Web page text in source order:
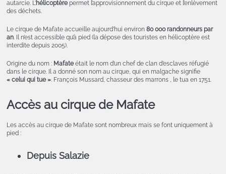
autarcie. L’hélicoptèrepermet l’approvisionnement du cirque et l’enlèvement
des déchets.
Le cirque de Mafate accueille aujourd’hui environ 80 000 randonneurs par
an. Il n’est accessible qu’à pied (la dépose des touristes en hélicoptère est
interdite depuis 2005).
Origine du nom : Mafateétait le nom d’un chef de clan d’esclaves réfugié
dans le cirque. Il a donné son nom au cirque, qui en malgache signifie
« celui qui tue ». François Mussard, chasseur des marrons , le tua en 1751.
Accès au cirque de Mafate
Les accès au cirque de Mafate sont nombreux mais se font uniquement à
pied :
Depuis Salazie